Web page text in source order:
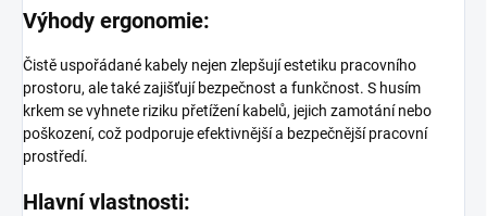
Výhody ergonomie:
Čistě uspořádané kabely nejen zlepšují estetiku pracovního
prostoru, ale také zajišťují bezpečnost a funkčnost. S husím
krkem se vyhnete riziku přetížení kabelů, jejich zamotání nebo
poškození, což podporuje efektivnější a bezpečnější pracovní
prostředí.
Hlavní vlastnosti: